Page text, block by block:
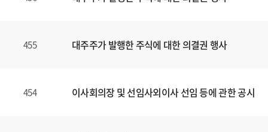
455 대주주가 발행한 주식에 대한 의결권 행사
454 이사회의장 및 선임사외이사 선임 등에 관한 공시